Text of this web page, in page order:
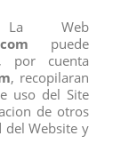
Web
puede
por cuenta
, recopilaran
uso del Site
de otros
del Website y